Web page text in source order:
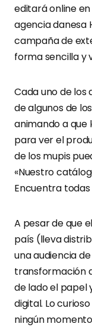
editará online
agencia danesa
campaña de
forma sencilla y
Cada uno de los
de algunos de
animando a que
para ver el
de los mupis
«Nuestro
Encuentra todas
A pesar de que
país (lleva
una audiencia
transformación
de lado el papel
digital. Lo
ningún